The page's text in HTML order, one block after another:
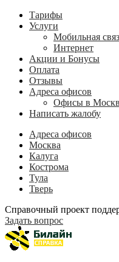
Тарифы
Услуги
Мобильная
Интернет
Акции и Бонусы
Оплата
Отзывы
Адреса офисов
Офисы в
Написать жалобу
Адреса офисов
Москва
Калуга
Кострома
Тула
Тверь
Справочный проект
Задать вопрос